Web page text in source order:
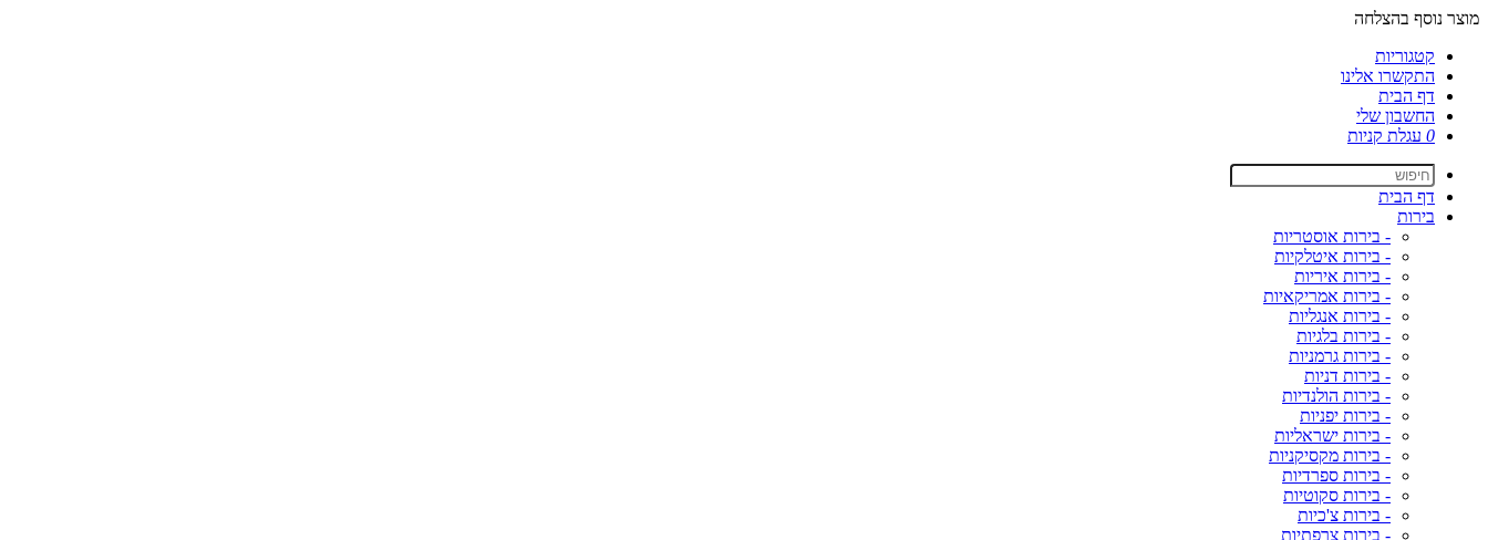
מוצר נוסף בהצלחה
קטגוריות
התקשרו אלינו
דף הבית
החשבון שלי
0 עגלת קניות
דף הבית
בירות
- בירות אוסטריות
- בירות איטלקיות
- בירות איריות
- בירות אמריקאיות
- בירות אנגליות
- בירות בלגיות
- בירות גרמניות
- בירות דניות
- בירות הולנדיות
- בירות יפניות
- בירות ישראליות
- בירות מקסיקניות
- בירות ספרדיות
- בירות סקוטיות
- בירות צ'כיות
- בירות צרפתיות